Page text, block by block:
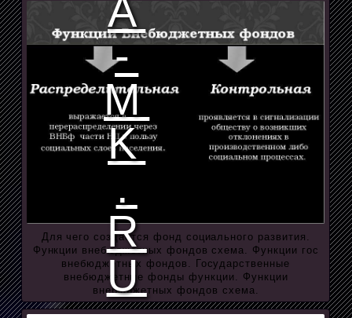
Для чего создается фонд социального развития.
Функции внебюджетных фондов схема. Функции гос
внебюджетных фондов. Государственные
внебюджетные фонды функции. Функции
внебюджетных фондов схема.